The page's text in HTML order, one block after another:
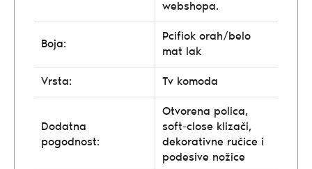
webshopa.
Boja:
Pcifiok orah/belo
mat lak
Vrsta: Tv komoda
Dodatna
pogodnost:
Otvorena polica,
soft-close klizači,
dekorativne ručice i
podesive nožice